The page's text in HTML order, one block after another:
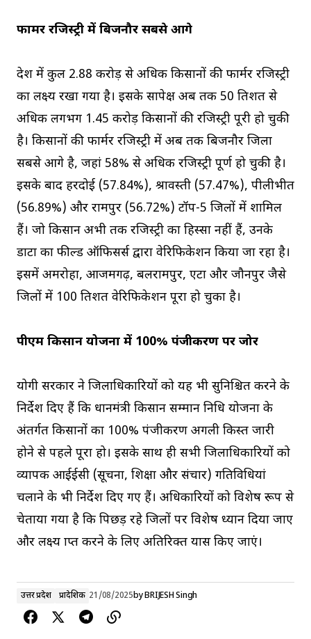
फार्मर रजिस्ट्री में बिजनौर सबसे आगे
प्रदेश में कुल 2.88 करोड़ से अधिक किसानों की फार्मर रजिस्ट्री
का लक्ष्य रखा गया है। इसके सापेक्ष अब तक 50 प्रतिशत से
अधिक लगभग 1.45 करोड़ किसानों की रजिस्ट्री पूरी हो चुकी
है। किसानों की फार्मर रजिस्ट्री में अब तक बिजनौर जिला
सबसे आगे है, जहां 58% से अधिक रजिस्ट्री पूर्ण हो चुकी है।
इसके बाद हरदोई (57.84%), श्रावस्ती (57.47%), पीलीभीत
(56.89%) और रामपुर (56.72%) टॉप-5 जिलों में शामिल
हैं। जो किसान अभी तक रजिस्ट्री का हिस्सा नहीं हैं, उनके
डाटा का फील्ड ऑफिसर्स द्वारा वेरिफिकेशन किया जा रहा है।
इसमें अमरोहा, आजमगढ़, बलरामपुर, एटा और जौनपुर जैसे
जिलों में 100 प्रतिशत वेरिफिकेशन पूरा हो चुका है।
पीएम किसान योजना में 100% पंजीकरण पर जोर
योगी सरकार ने जिलाधिकारियों को यह भी सुनिश्चित करने के
निर्देश दिए हैं कि प्रधानमंत्री किसान सम्मान निधि योजना के
अंतर्गत किसानों का 100% पंजीकरण अगली किस्त जारी
होने से पहले पूरा हो। इसके साथ ही सभी जिलाधिकारियों को
व्यापक आईईसी (सूचना, शिक्षा और संचार) गतिविधियां
चलाने के भी निर्देश दिए गए हैं। अधिकारियों को विशेष रूप से
चेताया गया है कि पिछड़ रहे जिलों पर विशेष ध्यान दिया जाए
और लक्ष्य प्राप्त करने के लिए अतिरिक्त प्रयास किए जाएं।
उत्तर प्रदेश प्रादेशिक 21/08/2025byBRIJESH Singh